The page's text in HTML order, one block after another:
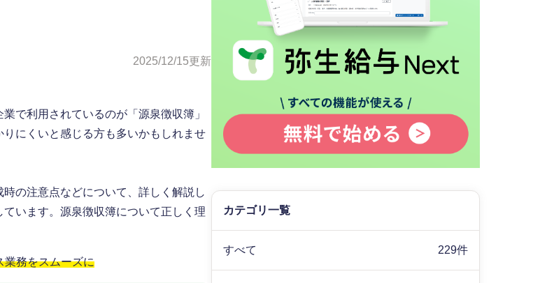
2025/12/15更新
で利用されているのが「源泉徴収簿」
にくいと感じる方も多いかもしれませ
の注意点などについて、詳しく解説し
います。源泉徴収簿について正しく理
業務をスムーズに
カテゴリ一覧
すべて 229件